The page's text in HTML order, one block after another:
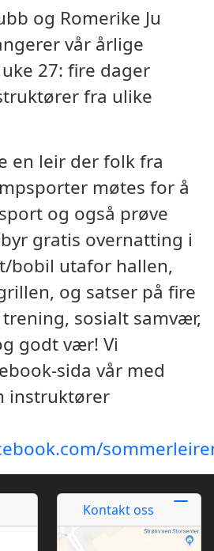
og Romerike Ju
vår årlige
27: fire dager
fra ulike
en leir der folk fra
møtes for å
og også prøve
gratis overnatting i
bobil utafor hallen,
og satser på fire
sosialt samvær,
godt vær! Vi
sida vår med
instruktører
Kontakt oss